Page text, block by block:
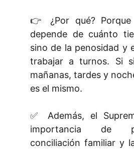
👉 ¿Por qué?
depende de cuánto
sino de la penosidad y
trabajar a turnos. Si
mañanas, tardes y
es el mismo.
✅ Además, el
importancia de
conciliación familiar y